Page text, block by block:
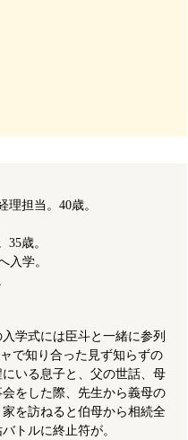
担当。40歳。
歳。
入学。
学式には臣斗と一緒に参列
で知り合った見ず知らずの
いる息子と、父の世話、母
をした際、先生から義母の
を訪ねると伯母から相続全
トルに終止符が。